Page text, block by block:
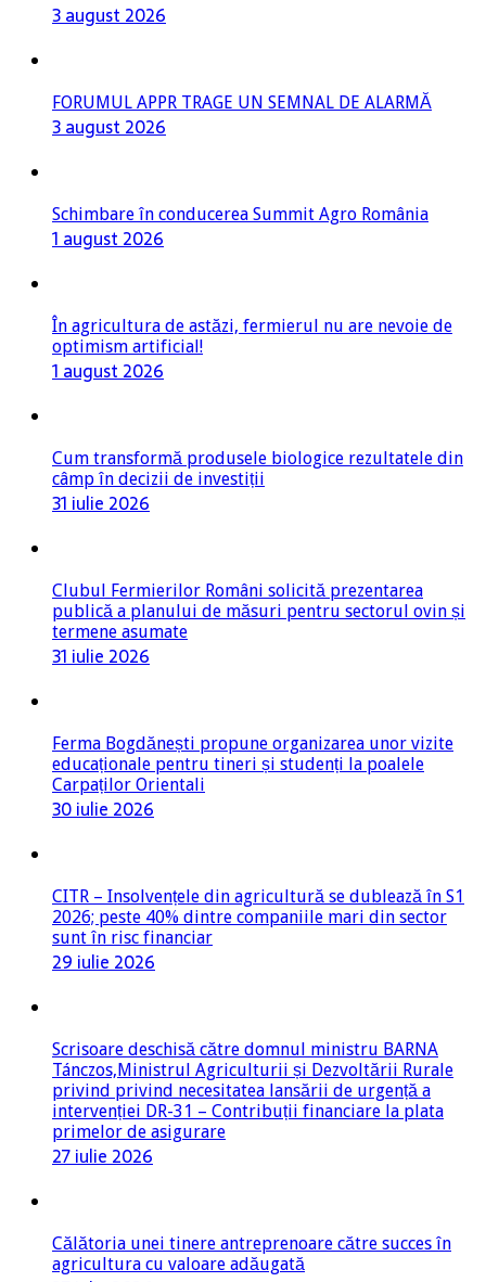
3 august 2026
FORUMUL APPR TRAGE UN SEMNAL DE ALARMĂ
3 august 2026
Schimbare în conducerea Summit Agro România
1 august 2026
În agricultura de astăzi, fermierul nu are nevoie de
optimism artificial!
1 august 2026
Cum transformă produsele biologice rezultatele din
câmp în decizii de investiții
31 iulie 2026
Clubul Fermierilor Români solicită prezentarea
publică a planului de măsuri pentru sectorul ovin și
termene asumate
31 iulie 2026
Ferma Bogdănești propune organizarea unor vizite
educaționale pentru tineri și studenți la poalele
Carpaților Orientali
30 iulie 2026
CITR – Insolvențele din agricultură se dublează în S1
2026; peste 40% dintre companiile mari din sector
sunt în risc financiar
29 iulie 2026
Scrisoare deschisă către domnul ministru BARNA
Tánczos,Ministrul Agriculturii și Dezvoltării Rurale
privind privind necesitatea lansării de urgență a
intervenției DR-31 – Contribuții financiare la plata
primelor de asigurare
27 iulie 2026
Călătoria unei tinere antreprenoare către succes în
agricultura cu valoare adăugată